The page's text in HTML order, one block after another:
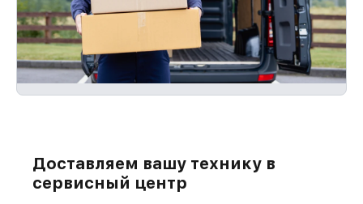
Доставляем вашу технику в
сервисный центр